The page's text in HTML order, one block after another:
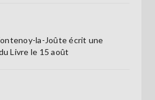
la-Joûte écrit une
Livre le 15 août